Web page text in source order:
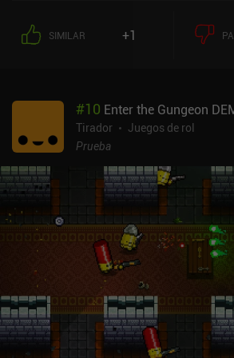
diversión. Lamentablemente, la campaña se hace repetitiva con
bastante rapidez, y los entornos de cada
inconvenientes, Shadowgun Legends ofrece
experiencias de disparos de este tipo, ya
clásicos como N.O.V.A. 2 ya no están disponibles. Y no es
gran compatibilidad con mandos Bluetooth
entre disparo automático y manual. Shadowgun Legends se
monetiza a través de anuncios incentivados,
progresión más rápida, skins y equipo
suerte, estas compras no son necesarias, ya
potente también se puede conseguir a
Aunque la campaña para un jugador deja
que la sólida jugabilidad de base
con su alta calidad y buen rendimiento.
SIMILAR +1
#10 Enter the Gungeon
Tirador
Juegos de rol
Prueba